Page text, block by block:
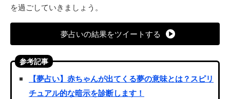
を過ごしていきましょう。
夢占いの結果をツイートする
参考記事
【夢占い】赤ちゃんが出てくる夢の意味とは？スピリ
チュアル的な暗示を診断します！